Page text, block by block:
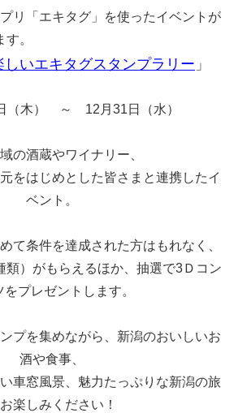
リ「エキタグ」を使ったイベントが
。
しいエキタグスタンプラリー 」
（木） ～ 12月31日（水）
の酒蔵やワイナリー、
をはじめとした皆さまと連携したイ
ベント。
て条件を達成された方はもれなく、
） がもらえるほか、 抽選で3Ｄコン
をプレゼントします。
プを集めながら、 新潟のおいしいお
酒や食事、
車窓風景、 魅力たっぷりな新潟の旅
楽しみください！